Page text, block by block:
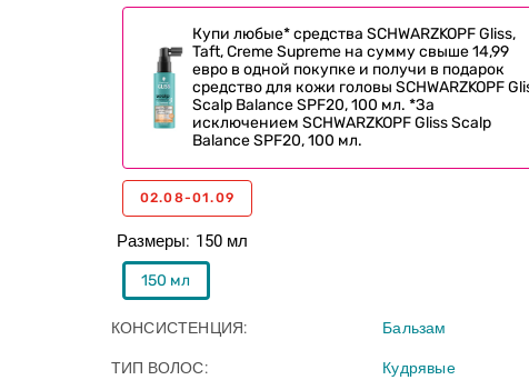
Размеры 150 мл
150 мл
Купи любые* средства SCHWARZKOPF Gliss,
Taft, Creme Supreme на сумму свыше 14,99
евро в одной покупке и получи в подарок
средство для кожи головы SCHWARZKOPF
Scalp Balance SPF20, 100 мл. *За
исключением SCHWARZKOPF Gliss Scalp
Balance SPF20, 100 мл.
02.08-01.09
КОНСИСТЕНЦИЯ Бальзам
ТИП ВОЛОС Кудрявые